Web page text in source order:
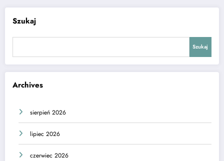
Szukaj
Szukaj
Archives
sierpień 2026
lipiec 2026
czerwiec 2026